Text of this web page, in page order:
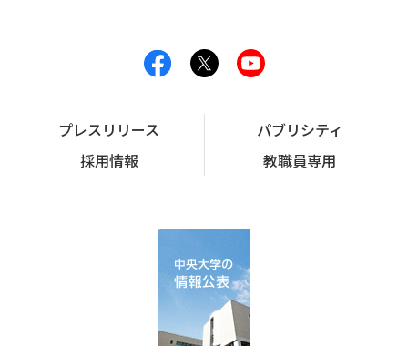
プレスリリース
パブリシティ
採用情報
教職員専用